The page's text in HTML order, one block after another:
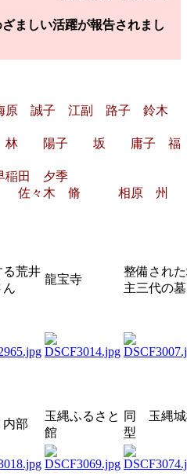
ましい活躍が報告されまし
誠子 江副 路子 鈴木
林 陽子 坂 庸子 福
稲田 夕季
佐々木 脩 相原 州
る荒井
ん
龍宝寺
整備され
主三代の墓
部
玉縄ふるさと
館
同 玉縄
型